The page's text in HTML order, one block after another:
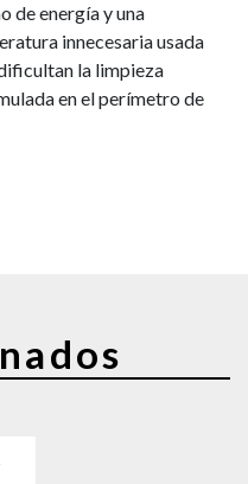
de energía y una
innecesaria usada
la limpieza
en el perímetro de